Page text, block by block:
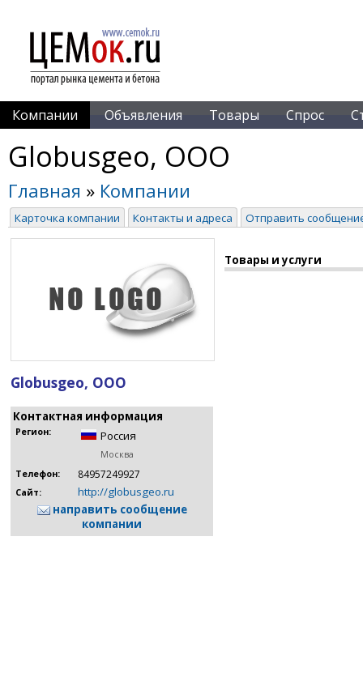
Компании Объявления Товары Спрос
Globusgeo, ООО
Главная » Компании
Карточка компании Контакты и адреса Отправить
Globusgeo, ООО
Контактная информация
Регион: Россия
Москва
Телефон:
84957249927
Сайт:
http://globusgeo.ru
направить сообщение
компании
Товары и услуги